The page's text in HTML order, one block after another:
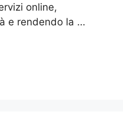
online,
e rendendo la …